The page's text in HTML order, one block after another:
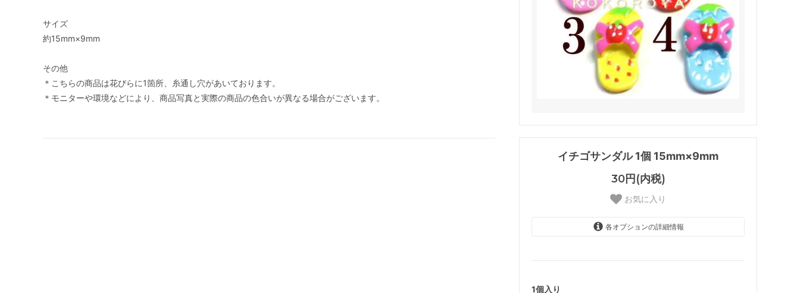
イチゴサンダル 1個 15mm×9mm
30円(内税)
お気に入り
各オプションの詳細情報
1個入り
サイズ
約15mm×9mm
その他
＊こちらの商品は花びらに1箇所、糸通し穴があいております。
＊モニターや環境などにより、商品写真と実際の商品の色合いが異なる場合がございます。